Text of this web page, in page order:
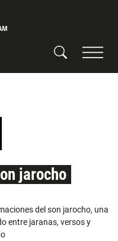
jarocho
del son jarocho, una
entre jaranas, versos y